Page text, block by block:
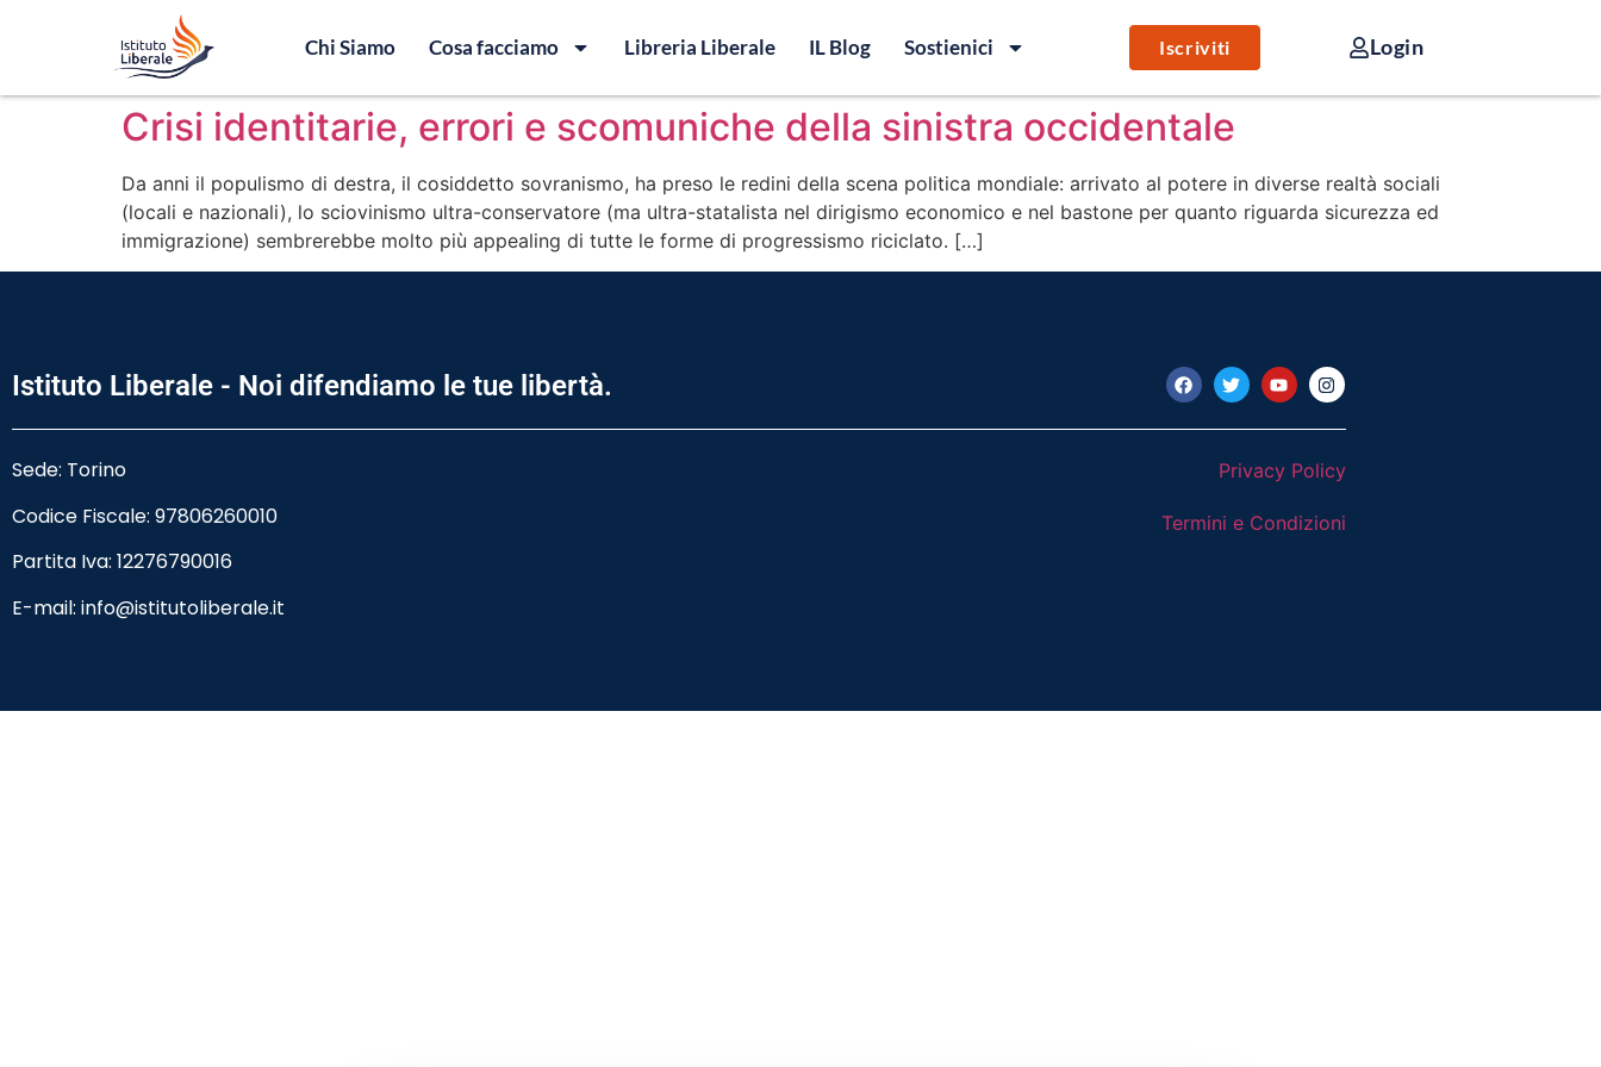
Chi Siamo Cosa facciamo Libreria Liberale IL Blog Sostienici Iscriviti Login
Crisi identitarie, errori e scomuniche della sinistra occidentale
Da anni il populismo di destra, il cosiddetto sovranismo, ha preso le redini della scena politica mondiale: arrivato al potere in diverse realtà sociali
(locali e nazionali), lo sciovinismo ultra-conservatore (ma ultra-statalista nel dirigismo economico e nel bastone per quanto riguarda sicurezza ed
immigrazione) sembrerebbe molto più appealing di tutte le forme di progressismo riciclato. […]
Istituto Liberale - Noi difendiamo le tue libertà.
Sede: Torino
Codice Fiscale: 97806260010
Partita Iva: 12276790016
E-mail: info@istitutoliberale.it
Privacy Policy
Termini e Condizioni